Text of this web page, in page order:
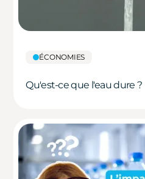
ÉCONOMIES
Qu'est-ce que l'eau dure ?